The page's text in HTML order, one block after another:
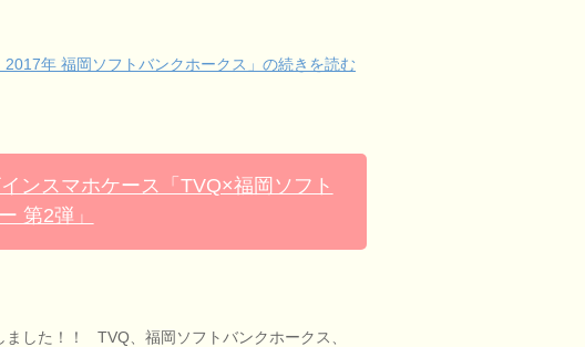
2017年 福岡ソフトバンクホークス」の続きを読む
ンスマホケース「TVQ×福岡ソフト
第2弾」
ました！！ TVQ、福岡ソフトバンクホークス、